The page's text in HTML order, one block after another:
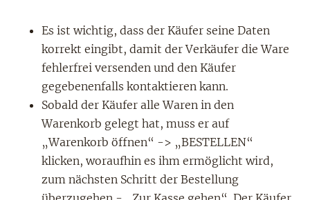
Es ist wichtig, dass der Käufer seine Daten
korrekt eingibt, damit der Verkäufer die Ware
fehlerfrei versenden und den Käufer
gegebenenfalls kontaktieren kann.
Sobald der Käufer alle Waren in den
Warenkorb gelegt hat, muss er auf
„Warenkorb öffnen“ -> „BESTELLEN“
klicken, woraufhin es ihm ermöglicht wird,
zum nächsten Schritt der Bestellung